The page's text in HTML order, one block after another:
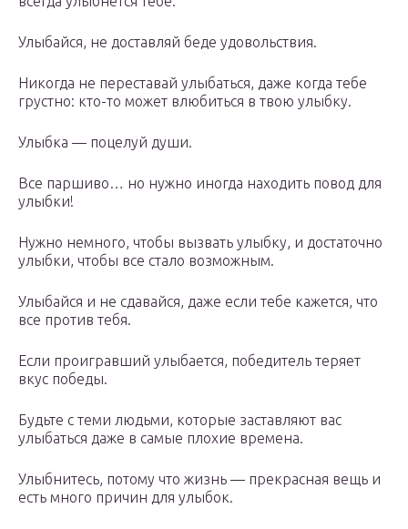
Улыбайся, не доставляй беде удовольствия.
Никогда не переставай улыбаться, даже когда тебе
грустно: кто-то может влюбиться в твою улыбку.
Улыбка — поцелуй души.
Все паршиво… но нужно иногда находить повод для
улыбки!
Нужно немного, чтобы вызвать улыбку, и достаточно
улыбки, чтобы все стало возможным.
Улыбайся и не сдавайся, даже если тебе кажется, что
все против тебя.
Если проигравший улыбается, победитель теряет
вкус победы.
Будьте с теми людьми, которые заставляют вас
улыбаться даже в самые плохие времена.
Улыбнитесь, потому что жизнь — прекрасная вещь и
есть много причин для улыбок.